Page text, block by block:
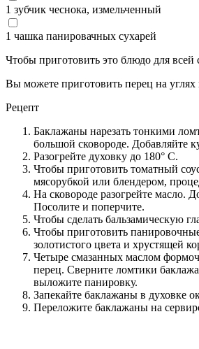
1 зубчик чеснока, измельченный
1 чашка панировачных сухарей
Чтобы приготовить это блюдо для
Вы можете приготовить перец на
Рецепт
Баклажаны нарезать тонкими
большой сковороде. Добавляйте
Разогрейте духовку до 180° C.
Чтобы приготовить томатный
мясорубкой или блендером,
На сковороде разогрейте масло.
Посолите и поперчите.
Чтобы сделать бальзамическую
Чтобы приготовить
золотистого цвета и хрустящей
Четыре смазанных маслом
перец. Сверните ломтики
выложите панировку.
Запекайте баклажаны в духовке
Переложите баклажаны на